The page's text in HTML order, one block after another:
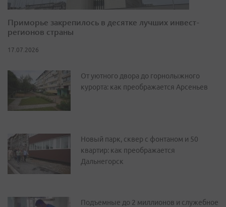
Приморье закрепилось в десятке лучших инвест-
регионов страны
17.07.2026
От уютного двора до горнолыжного
курорта: как преображается Арсеньев
Новый парк, сквер с фонтаном и 50
квартир: как преображается
Дальнегорск
Подъемные до 2 миллионов и служебное